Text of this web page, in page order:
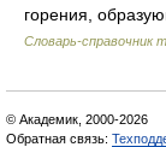
горения,
Словарь-справочник
© Академик, 2000-2026
Обратная связь: